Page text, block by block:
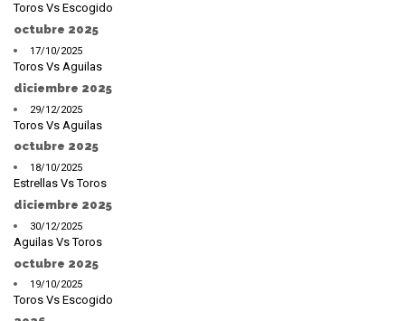
Toros Vs Escogido
octubre 2025
17/10/2025
Toros Vs Aguilas
diciembre 2025
29/12/2025
Toros Vs Aguilas
octubre 2025
18/10/2025
Estrellas Vs Toros
diciembre 2025
30/12/2025
Aguilas Vs Toros
octubre 2025
19/10/2025
Toros Vs Escogido